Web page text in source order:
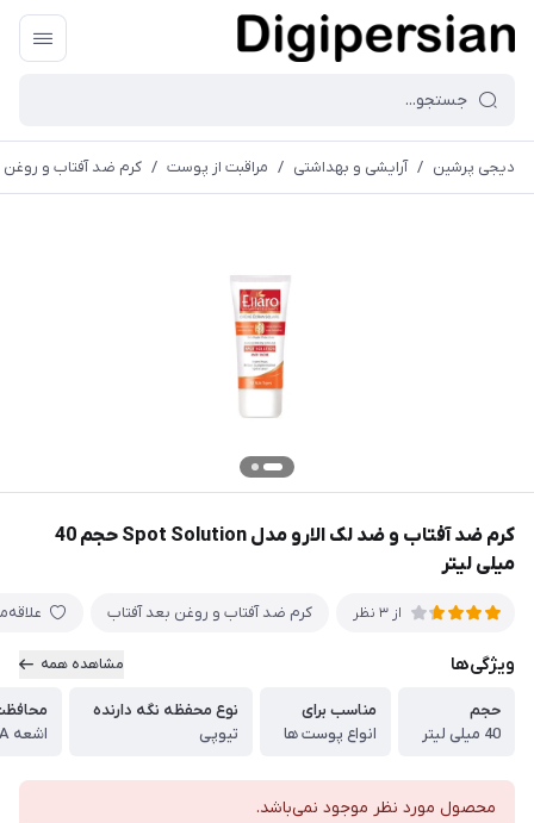
دیجی پرشین / آرایشی و بهداشتی / مراقبت از پوست / کرم ضد آفتاب و روغن
کرم ضد آفتاب و ضد لک الارو مدل Spot Solution حجم 40
میلی لیتر
از 3 نظر کرم ضد آفتاب و روغن بعد آفتاب
ویژگی‌ها مشاهده همه
حجم
40 میلی لیتر
مناسب برای
انواع پوست ها
نوع محفظه نگه دارنده
تیوپی
اشعه UVA و UVB
محصول مورد نظر موجود نمی‌باشد.